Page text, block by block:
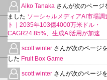
Aiko Tanaka さんが次のページ
ました ソーシャルメディアAI市場調
ト｜2035年103億4000万米ドル・
CAGR24.85%、生成AI活用が加速
scott winter さんが次のページ
した Fruit Box Game
scott winter さんが次のページ